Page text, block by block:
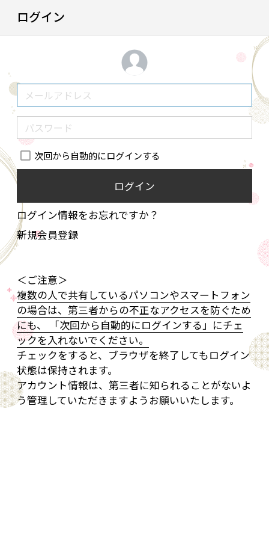
ログイン
次回から自動的にログインする
ログイン
ログイン情報をお忘れですか？
新規会員登録
＜ご注意＞
複数の人で共有しているパソコンやスマートフォン
の場合は、第三者からの不正なアクセスを防ぐため
にも、 「次回から自動的にログインする」にチェ
ックを入れないでください。
チェックをすると、ブラウザを終了してもログイン
状態は保持されます。
アカウント情報は、第三者に知られることがないよ
う管理していただきますようお願いいたします。